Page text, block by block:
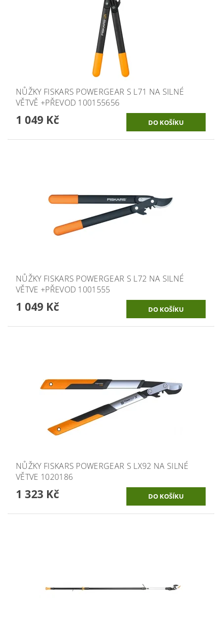
NŮŽKY FISKARS POWERGEAR S L71 NA SILNÉ
VĚTVĚ +PŘEVOD 100155656
1 049 Kč
NŮŽKY FISKARS POWERGEAR S L72 NA SILNÉ
VĚTVE +PŘEVOD 1001555
1 049 Kč
NŮŽKY FISKARS POWERGEAR S LX92 NA SILNÉ
VĚTVE 1020186
1 323 Kč